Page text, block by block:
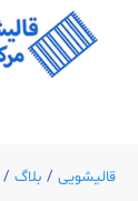
قالیشویی / بلاگ /